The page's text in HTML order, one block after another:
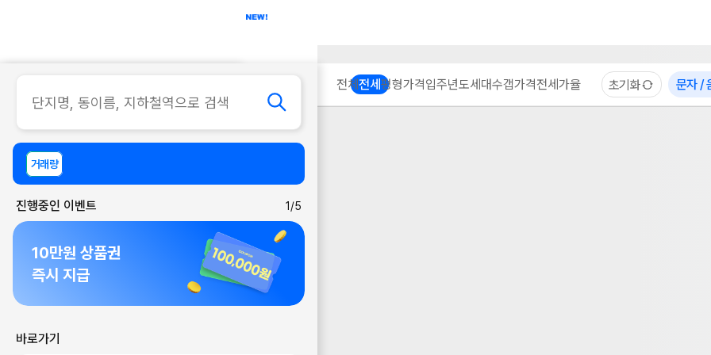
사무실
거래량
진행중인 이벤트 1/5
10만원 상품권
즉시 지급
바로가기
전체전세 평형가격입주년도세대수갭가격전세가율 초기화 문자 /